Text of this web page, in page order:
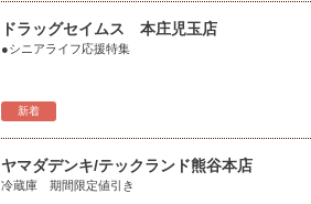
新着
ドラッグセイムス 本庄児玉店
●シニアライフ応援特集
ヤマダデンキ/テックランド熊谷本店
冷蔵庫 期間限定値引き